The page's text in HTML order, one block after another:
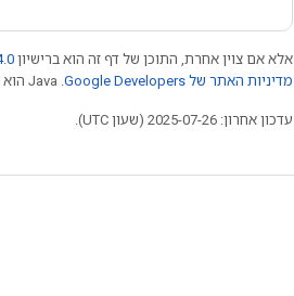
אלא אם צוין אחרת, התוכן של דף זה הוא ברישיון
מדיניות האתר של Google Developers‏
עדכון אחרון: 2025-07-26 (שעון UTC).